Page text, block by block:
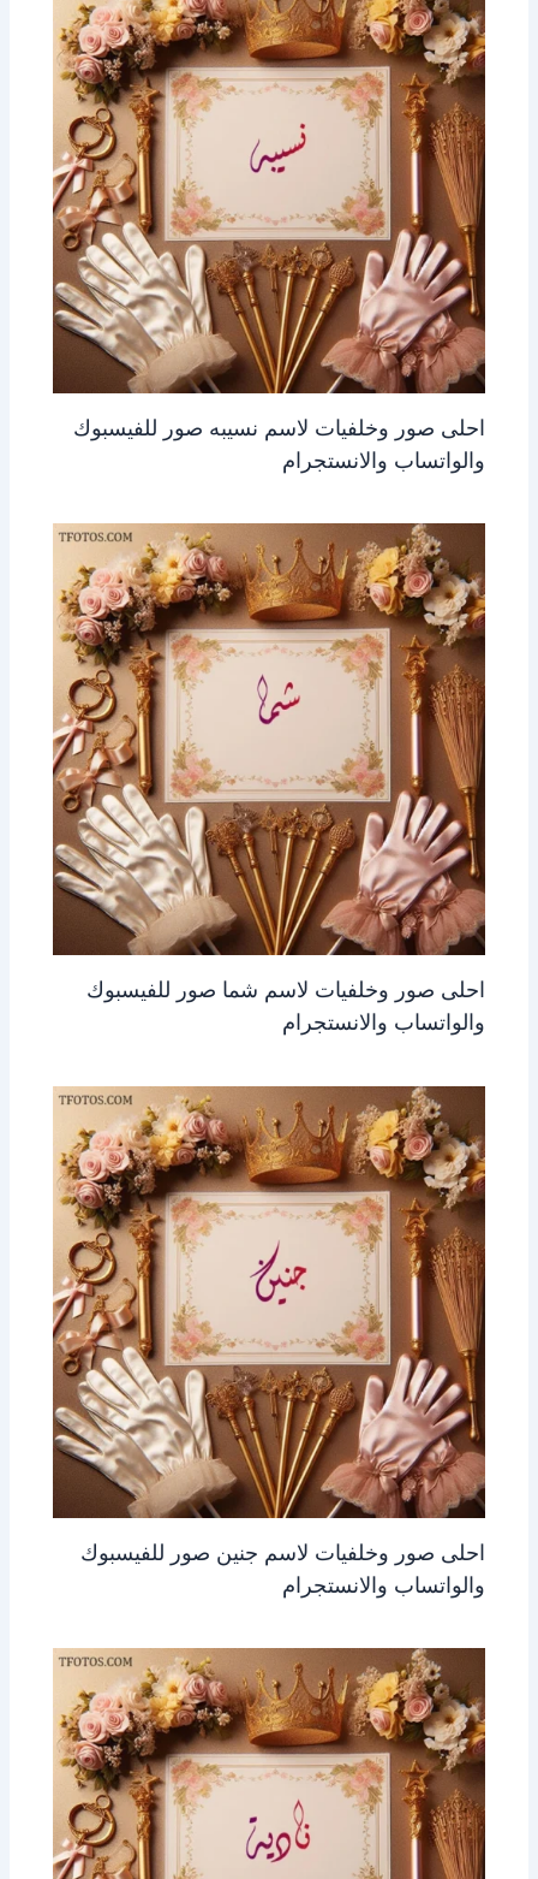
احلى صور وخلفيات لاسم نسيبه صور للفيسبوك
والواتساب والانستجرام
احلى صور وخلفيات لاسم شما صور للفيسبوك
والواتساب والانستجرام
احلى صور وخلفيات لاسم جنين صور للفيسبوك
والواتساب والانستجرام